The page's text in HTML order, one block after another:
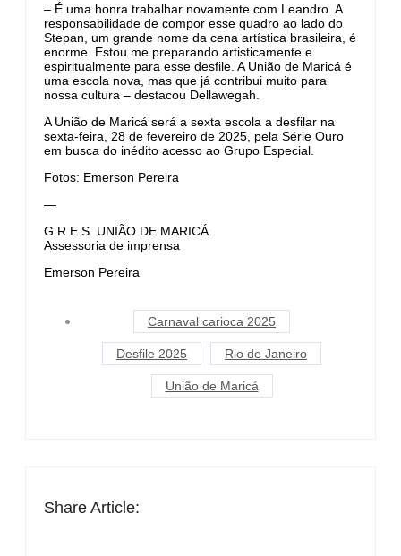
– É uma honra trabalhar novamente com Leandro. A
responsabilidade de compor esse quadro ao lado do
Stepan, um grande nome da cena artística brasileira, é
enorme. Estou me preparando artisticamente e
espiritualmente para esse desfile. A União de Maricá é
uma escola nova, mas que já contribui muito para
nossa cultura – destacou Dellawegah.
A União de Maricá será a sexta escola a desfilar na
sexta-feira, 28 de fevereiro de 2025, pela Série Ouro
em busca do inédito acesso ao Grupo Especial.
Fotos: Emerson Pereira
—
G.R.E.S. UNIÃO DE MARICÁ
Assessoria de imprensa
Emerson Pereira
Carnaval carioca 2025
Desfile 2025 Rio de Janeiro
União de Maricá
Share Article: